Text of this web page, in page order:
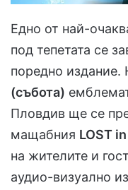
Едно от най-
под тепетата се
поредно издание.
(събота)
Пловдив ще се
мащабния LOST
на жителите и
аудио-визуално